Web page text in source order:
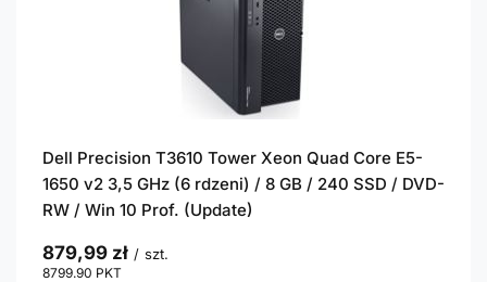
Dell Precision T3610 Tower Xeon Quad Core E5-
1650 v2 3,5 GHz (6 rdzeni) / 8 GB / 240 SSD / DVD-
RW / Win 10 Prof. (Update)
879,99 zł / szt.
8799.90 PKT